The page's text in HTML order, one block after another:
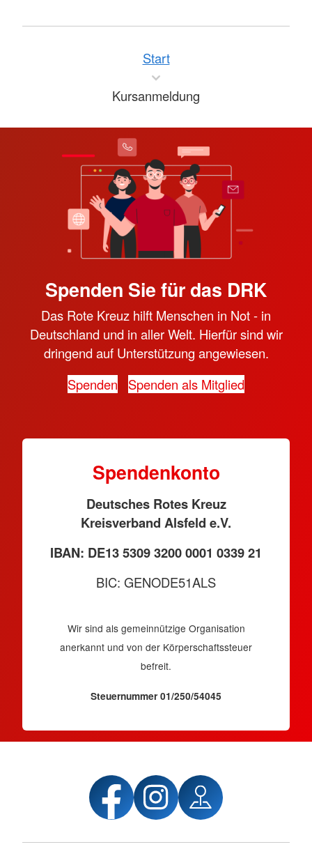
Start
Kursanmeldung
Spenden Sie für das DRK
Das Rote Kreuz hilft Menschen in Not - in
Deutschland und in aller Welt. Hierfür sind wir
dringend auf Unterstützung angewiesen.
Spenden
Spenden als Mitglied
Spendenkonto
Deutsches Rotes Kreuz
Kreisverband Alsfeld e.V.
IBAN: DE13 5309 3200 0001 0339 21
BIC: GENODE51ALS
Wir sind als gemeinnützige Organisation
anerkannt und von der Körperschaftssteuer
befreit.
Steuernummer 01/250/54045